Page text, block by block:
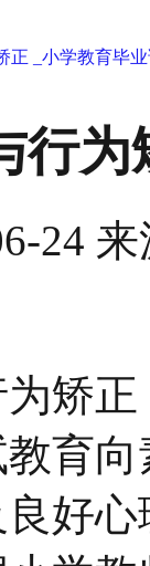
正 _小学教育毕
行
24 来
矫正
教育
好